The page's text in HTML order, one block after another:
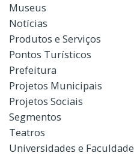
Museus
Notícias
Produtos e Serviços
Pontos Turísticos
Prefeitura
Projetos Municipais
Projetos Sociais
Segmentos
Teatros
Universidades e